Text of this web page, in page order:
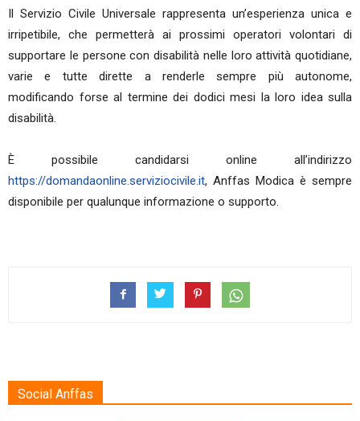
Il Servizio Civile Universale rappresenta un’esperienza unica e
irripetibile, che permetterà ai prossimi operatori volontari di
supportare le persone con disabilità nelle loro attività quotidiane,
varie e tutte dirette a renderle sempre più autonome,
modificando forse al termine dei dodici mesi la loro idea sulla
disabilità.
È possibile candidarsi online all’indirizzo
https://domandaonline.serviziocivile.it, Anffas Modica è sempre
disponibile per qualunque informazione o supporto.
Social Anffas